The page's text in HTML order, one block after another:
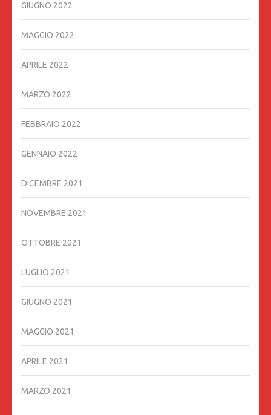
GIUGNO 2022
MAGGIO 2022
APRILE 2022
MARZO 2022
FEBBRAIO 2022
GENNAIO 2022
DICEMBRE 2021
NOVEMBRE 2021
OTTOBRE 2021
LUGLIO 2021
GIUGNO 2021
MAGGIO 2021
APRILE 2021
MARZO 2021